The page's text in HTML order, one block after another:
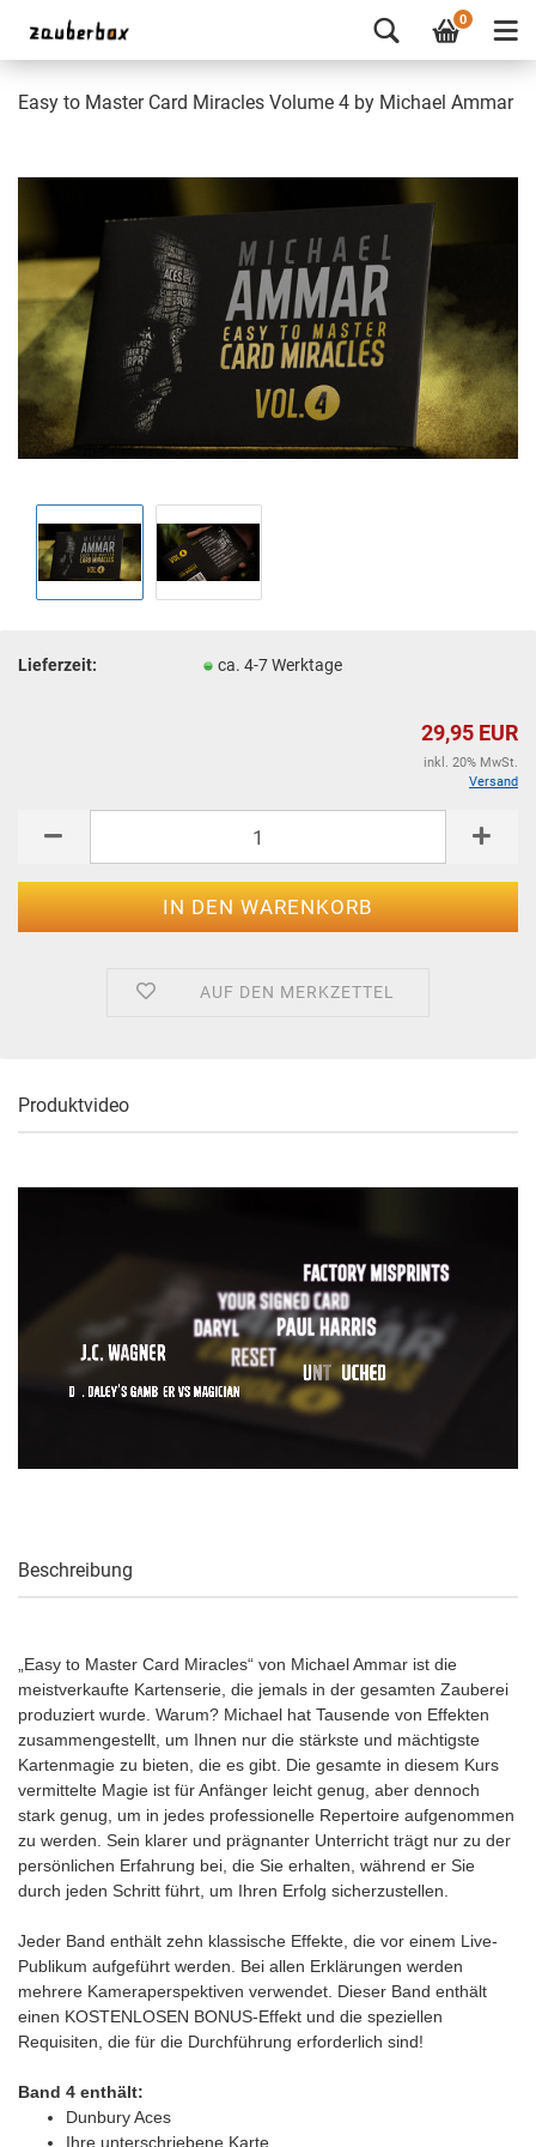
0
Easy to Master Card Miracles Volume 4 by Michael Ammar
Lieferzeit: ca. 4-7 Werktage
29,95 EUR
inkl. 20% MwSt.
Versand
AUF DEN MERKZETTEL
Produktvideo
Beschreibung
„Easy to Master Card Miracles“ von Michael Ammar ist die
meistverkaufte Kartenserie, die jemals in der gesamten Zauberei
produziert wurde. Warum? Michael hat Tausende von Effekten
zusammengestellt, um Ihnen nur die stärkste und mächtigste
Kartenmagie zu bieten, die es gibt. Die gesamte in diesem Kurs
vermittelte Magie ist für Anfänger leicht genug, aber dennoch
stark genug, um in jedes professionelle Repertoire aufgenommen
zu werden. Sein klarer und prägnanter Unterricht trägt nur zu der
persönlichen Erfahrung bei, die Sie erhalten, während er Sie
durch jeden Schritt führt, um Ihren Erfolg sicherzustellen.
Jeder Band enthält zehn klassische Effekte, die vor einem Live-
Publikum aufgeführt werden. Bei allen Erklärungen werden
mehrere Kameraperspektiven verwendet. Dieser Band enthält
einen KOSTENLOSEN BONUS-Effekt und die speziellen
Requisiten, die für die Durchführung erforderlich sind!
Band 4 enthält:
Dunbury Aces
Ihre unterschriebene Karte